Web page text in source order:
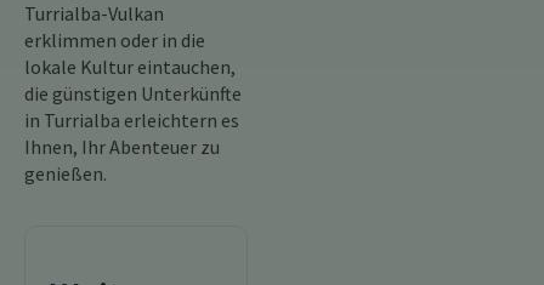
Turrialba-Vulkan
erklimmen oder in die
lokale Kultur eintauchen,
die günstigen Unterkünfte
in Turrialba erleichtern es
Ihnen, Ihr Abenteuer zu
genießen.